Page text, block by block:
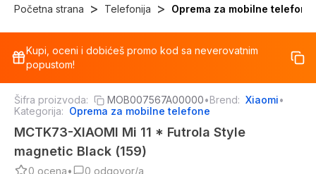
Početna strana > Telefonija > Oprema za mobilne telefone
%
Kupi, oceni i dobićeš promo kod sa neverovatnim
popustom!
Šifra proizvoda: MOB007567A00000•Brend: Xiaomi•
Kategorija: Oprema za mobilne telefone
MCTK73-XIAOMI Mi 11 * Futrola Style
magnetic Black (159)
0 ocena• 0 odgovor/a